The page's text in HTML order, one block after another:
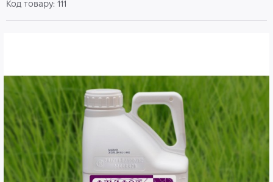
Код товару: 111